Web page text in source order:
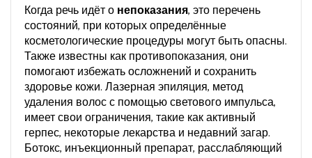
Когда речь идёт онепоказания,это перечень
состояний, при которых определённые
косметологические процедуры могут быть опасны.
Также известны какпротивопоказания, они
помогают избежать осложнений и сохранить
здоровье кожи.Лазерная эпиляция, метод
удаления волос с помощью светового импульса,
имеет свои ограничения, такие как активный
герпес, некоторые лекарства и недавний загар.
Ботокс, инъекционный препарат, расслабляющий